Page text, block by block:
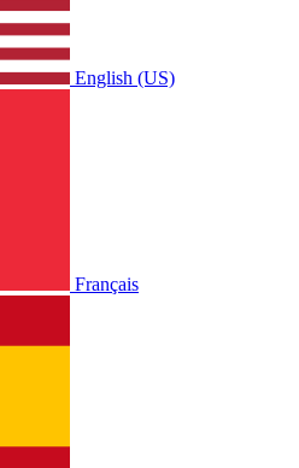
English (US)
Français